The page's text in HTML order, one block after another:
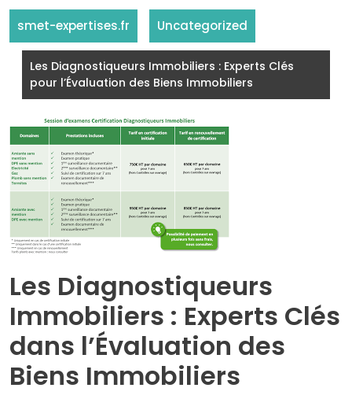
smet-expertises.fr Uncategorized
Les Diagnostiqueurs Immobiliers : Experts Clés
pour l’Évaluation des Biens Immobiliers
Les Diagnostiqueurs
Immobiliers : Experts Clés
dans l’Évaluation des
Biens Immobiliers